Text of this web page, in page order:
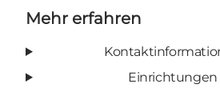
Mehr erfahren
Einrichtungen